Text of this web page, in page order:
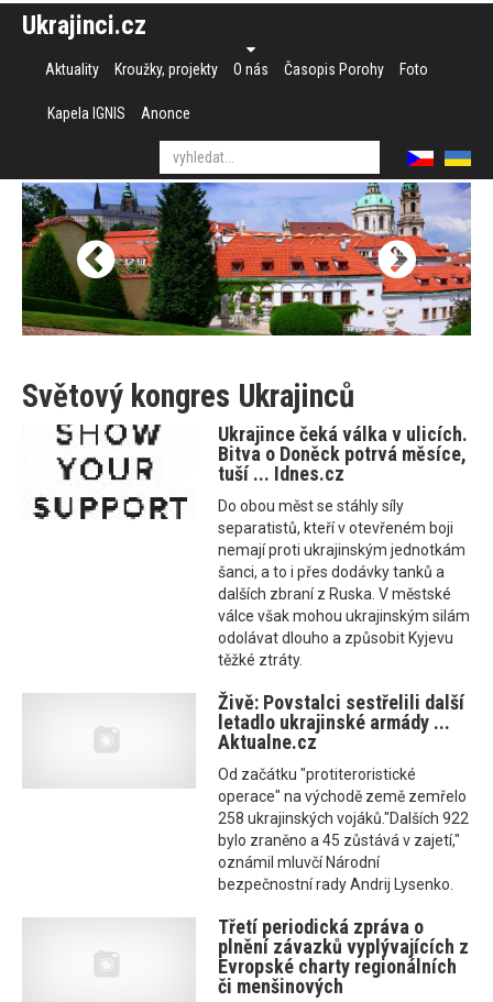
Ukrajinci.cz
Aktuality Kroužky, projekty O nás Časopis Porohy Foto
Kapela IGNIS Anonce
Světový kongres Ukrajinců
Ukrajince čeká válka v ulicích.
Bitva o Doněck potrvá měsíce,
tuší ... Idnes.cz
Do obou měst se stáhly síly
separatistů, kteří v otevřeném boji
nemají proti ukrajinským jednotkám
šanci, a to i přes dodávky tanků a
dalších zbraní z Ruska. V městské
válce však mohou ukrajinským silám
odolávat dlouho a způsobit Kyjevu
těžké ztráty.
Živě: Povstalci sestřelili další
letadlo ukrajinské armády ...
Aktualne.cz
Od začátku "protiteroristické
operace" na východě země zemřelo
258 ukrajinských vojáků."Dalších 922
bylo zraněno a 45 zůstává v zajetí,"
oznámil mluvčí Národní
bezpečnostní rady Andrij Lysenko.
Třetí periodická zpráva o
plnění závazků vyplývajících z
Evropské charty regionálních
či menšinových